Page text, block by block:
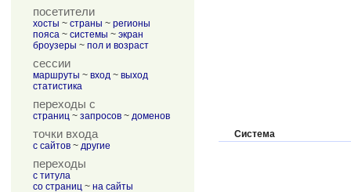
посетители
хосты ~ страны ~ регионы
пояса ~ системы ~ экран
броузеры ~ пол и возраст
сессии
маршруты ~ вход ~ выход
статистика
переходы с
страниц ~ запросов ~ доменов
точки входа
с сайтов ~ другие
переходы
с титула
со страниц ~ на сайты
Система